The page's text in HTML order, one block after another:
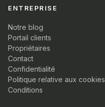
ENTREPRISE
Notre blog
Portail clients
Propriétaires
Contact
Confidentialité
Politique relative aux cookies
Conditions